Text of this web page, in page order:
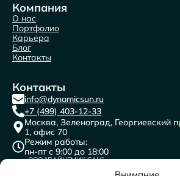
Компания
О нас
Портфолио
Карьера
Блог
Контакты
Контакты
info@dynamicsun.ru
+7 (499) 403-12-33
Москва, Зеленоград, Георгиевский
1, офис 70
Режим работы:
пн-пт с 9:00 до 18:00
ООО “ДАЙНЕМИК САН”